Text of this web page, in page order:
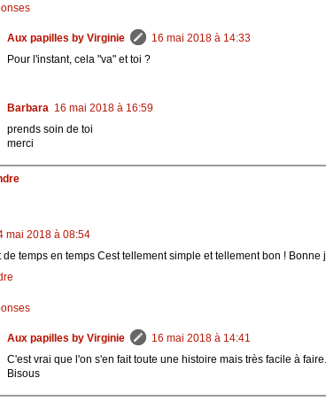
Aux papilles by Virginie
16 mai 2018 à 14:33
Pour l'instant, cela "va" et toi ?
Barbara 16 mai 2018 à 16:59
prends soin de toi
merci
mai 2018 à 08:54
de temps en temps Cest tellement simple et tellement bon ! Bonne
Aux papilles by Virginie
16 mai 2018 à 14:41
C'est vrai que l'on s'en fait toute une histoire mais très facile à faire.
Bisous